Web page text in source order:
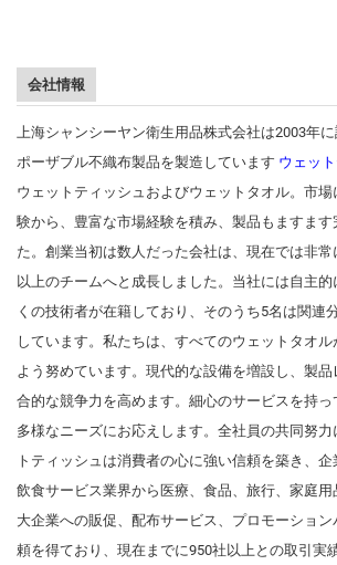
会社情報
上海シャンシーヤン衛生用品株式会社は2003年
ポーザブル不織布製品を製造しています ウェッ
ウェットティッシュおよびウェットタオル。市
験から、豊富な市場経験を積み、製品もますます
た。創業当初は数人だった会社は、現在では非常
以上のチームへと成長しました。当社には自主
くの技術者が在籍しており、そのうち5名は関連
しています。私たちは、すべてのウェットタオ
よう努めています。現代的な設備を増設し、製
合的な競争力を高めます。細心のサービスを持
多様なニーズにお応えします。全社員の共同努
トティッシュは消費者の心に強い信頼を築き、
飲食サービス業界から医療、食品、旅行、家庭
大企業への販促、配布サービス、プロモーショ
頼を得ており、現在までに950社以上との取引実